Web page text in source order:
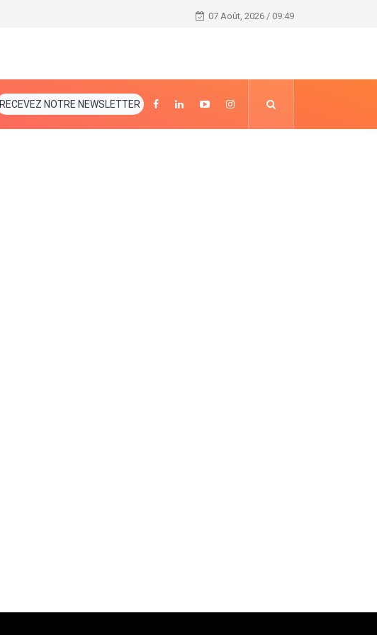
RGPH 2021 : Les ministres Nialé Kaba et
07 Août, 2026 / 09:49
RECEVEZ NOTRE NEWSLETTER